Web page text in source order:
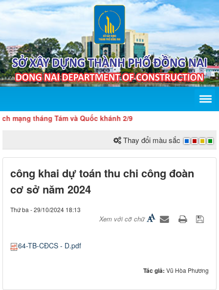
tháng Tám và Quốc khánh 2/9
Thay đổi màu sắc
công khai dự toán thu chi công đoàn
cơ sở năm 2024
Thứ ba - 29/10/2024 18:13
Xem với cỡ chữ
64-TB-CĐCS - D.pdf
Tác giả: Vũ Hòa Phương